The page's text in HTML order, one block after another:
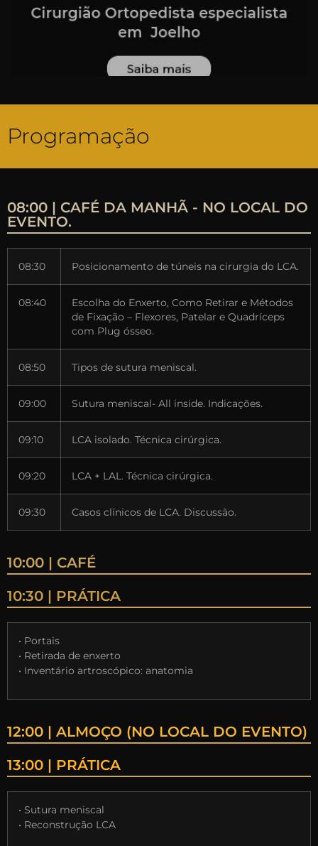
Programação
08:00 | CAFÉ DA MANHÃ - NO LOCAL DO
EVENTO.
08:30 Posicionamento de túneis na cirurgia do LCA.
08:40
Escolha do Enxerto, Como Retirar e Métodos
de Fixação – Flexores, Patelar e Quadríceps
com Plug ósseo.
08:50 Tipos de sutura meniscal.
09:00 Sutura meniscal- All inside. Indicações.
09:10 LCA isolado. Técnica cirúrgica.
09:20 LCA + LAL. Técnica cirúrgica.
09:30 Casos clínicos de LCA. Discussão.
10:00 | CAFÉ
10:30 | PRÁTICA
• Portais
• Retirada de enxerto
• Inventário artroscópico: anatomia
12:00 | ALMOÇO (NO LOCAL DO EVENTO)
13:00 | PRÁTICA
• Sutura meniscal
• Reconstrução LCA